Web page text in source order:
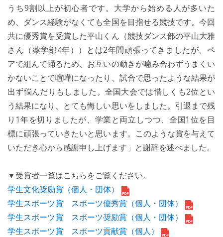
うち9割以上が初心者です。大学から始める人が多いた
め、ダンス経験がなくても全国を目指せる競技です。今回
共に優秀賞を受賞した平山くん（競技ダンス部の平山大雅
さん（薬学部4年））とは2年間頑張ってきましたが、ペ
アで組んで踊るため、お互いの動きが噛み合わずうまくい
かないことで喧嘩になったり、試合で思ったような結果が
出ず悩んだりもしました。全国大会では惜しくも2位とい
う結果になり、とても悔しい思いをしました。引退まで残
り1年を切りましたが、学業と両立しつつ、全国1位を目
標に頑張っていきたいと思います。このような賞を与えて
いただき心から感謝申し上げます」と謝辞を述べました。
▼受賞者一覧はこちらをご覧ください。
学生文化奨励賞（個人・団体）
学生スポーツ賞 スポーツ優秀賞（個人・団体）
学生スポーツ賞 スポーツ奨励賞（個人・団体）
学生スポーツ賞 スポーツ貢献賞（個人）